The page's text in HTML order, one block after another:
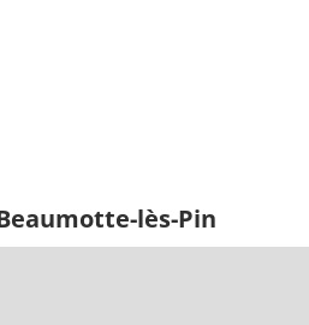
lès-Pin